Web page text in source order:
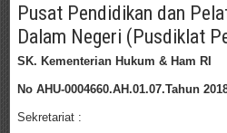
Pusat Pendidikan dan
Dalam Negeri (Pusdiklat
SK. Kementerian Hukum & Ham RI
No AHU-0004660.AH.01.07.Tahun
Sekretariat :